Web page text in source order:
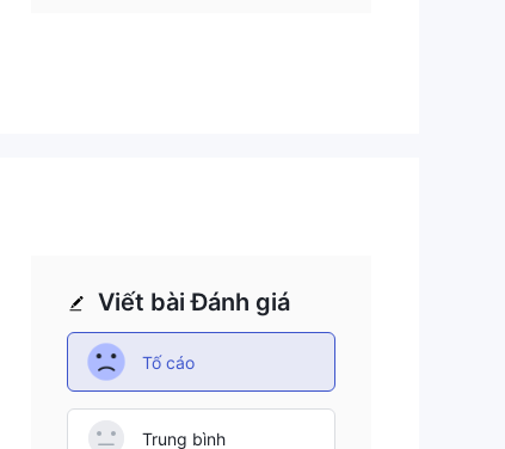
Viết bài Đánh giá
Tố cáo
Trung bình